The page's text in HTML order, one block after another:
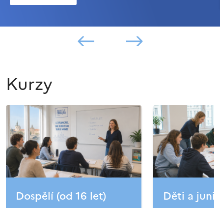
Kurzy
Dospělí (od 16 let) Děti a